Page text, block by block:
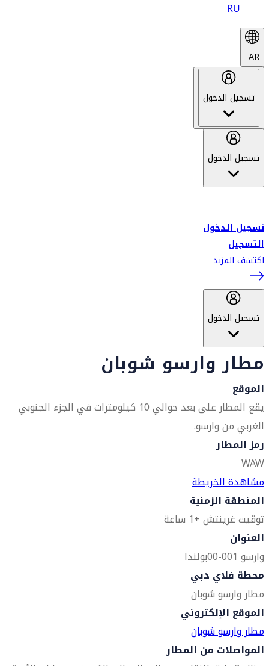
RU
AR
تسجيل الدخول
تسجيل الدخول
تسجيل الدخول
التسجيل
اكتشف المزيد
تسجيل الدخول
مطار وارسو شوبان
الموقع
يقع المطار على بعد حوالي 10 كيلومترات في الجزء الجنوبي
الغربي من وارسو.
رمز المطار
WAW
مشاهدة الخريطة
المنطقة الزمنية
توقيت غرينتش +1 ساعة
العنوان
وارسو 001-00
بولندا
محطة فلاي دبي
مطار وارسو شوبان
الموقع الإلكتروني
مطار وارسو شوبان
المواصلات من المطار